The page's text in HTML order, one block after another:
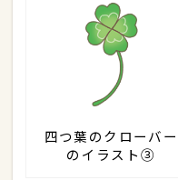
四つ葉のクローバー
のイラスト③